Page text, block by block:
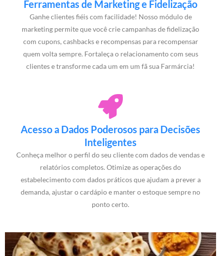
Ferramentas de Marketing e Fidelização
Ganhe clientes fiéis com facilidade! Nosso módulo de
marketing permite que você crie campanhas de fidelização
com cupons, cashbacks e recompensas para recompensar
quem volta sempre. Fortaleça o relacionamento com seus
clientes e transforme cada um em um fã sua Farmárcia!
Acesso a Dados Poderosos para Decisões
Inteligentes
Conheça melhor o perfil do seu cliente com dados de vendas e
relatórios completos. Otimize as operações do
estabelecimento com dados práticos que ajudam a prever a
demanda, ajustar o cardápio e manter o estoque sempre no
ponto certo.